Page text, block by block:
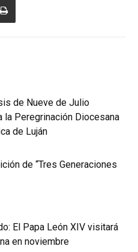
de Nueve de Julio
la Peregrinación Diocesana
de Luján
de “Tres Generaciones
El Papa León XIV visitará
en noviembre